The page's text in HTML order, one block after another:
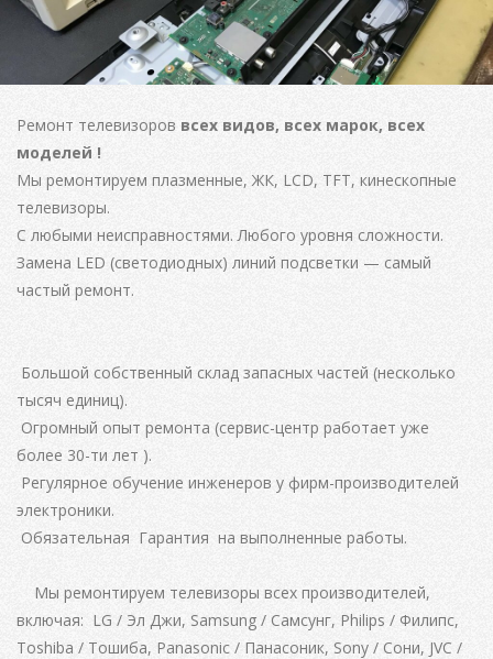
Ремонт телевизоров всех видов, всех марок, всех
моделей !
Мы ремонтируем плазменные, ЖК, LCD, TFT, кинескопные
телевизоры.
С любыми неисправностями. Любого уровня сложности.
Замена LED (светодиодных) линий подсветки — самый
частый ремонт.
Большой собственный склад запасных частей (несколько
тысяч единиц).
Огромный опыт ремонта (сервис-центр работает уже
более 30-ти лет ).
Регулярное обучение инженеров у фирм-производителей
электроники.
Обязательная Гарантия на выполненные работы.
Мы ремонтируем телевизоры всех производителей,
включая: LG / Эл Джи, Samsung / Самсунг, Philips / Филипс,
Toshiba / Тошиба, Panasonic / Панасоник, Sony / Сони, JVC /